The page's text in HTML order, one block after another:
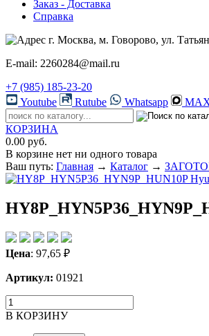
Заказ - Доставка
Справка
г. Москва, м. Говорово, ул.
E-mail: 2260284@mail.ru
+7 (985) 185-23-20
Youtube
Rutube Whatsapp
КОРЗИНА
0.00 руб.
В корзине нет ни одного товара
Ваш путь: Главная → Каталог →
Цена: 97,65 ₽
Артикул: 01921
В КОРЗИНУ